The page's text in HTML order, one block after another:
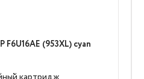
(953XL) cyan